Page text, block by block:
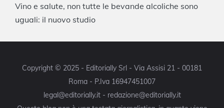
Vino e salute, non tutte le bevande alcoliche sono
uguali: il nuovo studio
Copyright © 2025 - Editorially Srl - Via Assisi 21 - 00181
Roma - P.Iva 16947451007
legal@editorially.it - redazione@editorially.it